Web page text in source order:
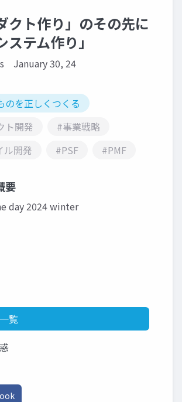
クト作り」のその先に
ステム作り」
January 30, 24
のを正しくつくる
ト開発
#事業戦略
ル開発
#PSF #PMF
要
day 2024 winter
覧